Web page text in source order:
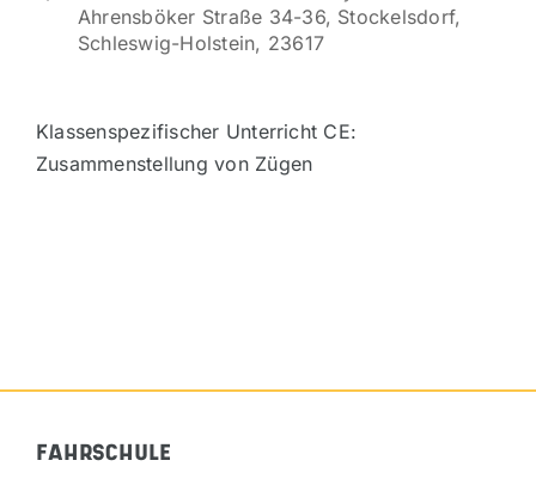
Ahrensböker Straße 34-36, Stockelsdorf,
Schleswig-Holstein, 23617
Klassenspezifischer Unterricht CE:
Zusammenstellung von Zügen
FAHRSCHULE